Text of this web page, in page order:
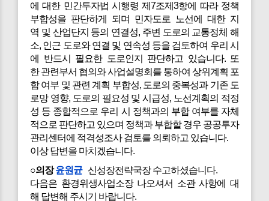
에 대한 민간투자법 시행령 제7조제3항에 따라 정책
부합성을 판단하게 되며 민자도로 노선에 대한 지
역 및 산업단지 등의 연결성, 주변 도로의 교통정체 해
소, 인근 도로와 연결 및 연속성 등을 검토하여 우리 시
에 반드시 필요한 도로인지 판단하고 있습니다. 또
한 관련부서 협의와 사업설명회를 통하여 상위계획 포
함 여부 및 관련 계획 부합성, 도로의 중복성과 기존 도
로망 영향, 도로의 필요성 및 시급성, 노선계획의 적정
성 등 종합적으로 우리 시 정책과의 부합 여부를 자체
적으로 판단하고 있으며 정책과 부합할 경우 공공투자
관리센터에 적격성조사 검토를 의뢰하고 있습니다.
이상 답변을 마치겠습니다.
○의장윤원균신성장전략국장 수고하셨습니다.
다음은 환경위생사업소장 나오셔서 소관 사항에 대
해 답변해 주시기 바랍니다.